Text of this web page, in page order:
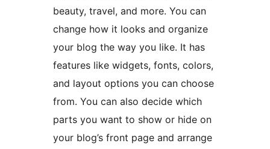
beauty, travel, and more. You can
change how it looks and organize
your blog the way you like. It has
features like widgets, fonts, colors,
and layout options you can choose
from. You can also decide which
parts you want to show or hide on
your blog’s front page and arrange